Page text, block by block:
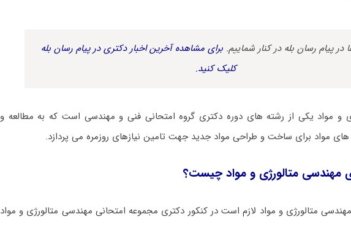
در پیام رسان بله در کنار شماییم. برای مشاهده آخرین اخبار دکتری در پیام رسان بله
کلیک کنید.
و ﻣﻮاد یکی از رشته های دوره دکتری گروه امتحانی فنی و مهندسی است که به مطالعه و
های مواد برای ساخت و طراحی مواد جدید جهت تامین نیازهای روزمره می پردازد.
مهندسی ﻣﺘﺎﻟﻮرژی و ﻣﻮاد چیست؟
ﻣﺘﺎﻟﻮرژی و ﻣﻮاد لازم است در کنکور دکتری مجموعه امتحانی مهندسی ﻣﺘﺎﻟﻮرژی و ﻣﻮاد